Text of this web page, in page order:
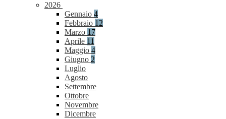
2026
Gennaio 4
Febbraio 12
Marzo 17
Aprile 11
Maggio 4
Giugno 2
Luglio
Agosto
Settembre
Ottobre
Novembre
Dicembre